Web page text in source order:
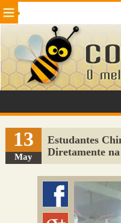
Beleza Cinema e TV
Internet Jogos NotÃ­cias
VeÃ­culos Adulto
Sugerir Link
Adicionar Blog
Colmeia Exchange
13
May
Estudantes
Diretamente